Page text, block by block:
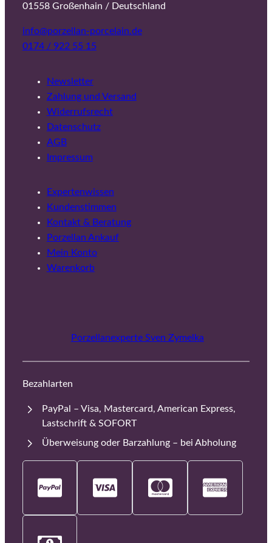
01558 Großenhain / Deutschland
info@porzellan-porcelain.de
0174 / 922 55 15
Newsletter
Zahlung und Versand
Widerrufsrecht
Datenschutz
AGB
Impressum
Expertenwissen
Kundenstimmen
Kontakt & Beratung
Porzellan Ankauf
Mein Konto
Warenkorb
Porzellanexperte Sven Zymelka
Bezahlarten
PayPal – Visa, Mastercard, American Express,
Lastschrift & SOFORT
Überweisung oder Barzahlung – bei Abholung